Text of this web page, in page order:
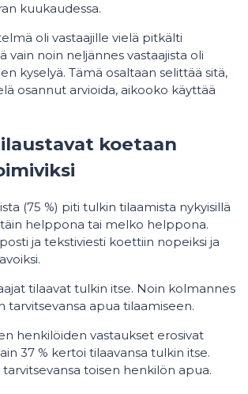
kuukaudessa.
oli vastaajille vielä pitkälti
vain noin neljännes vastaajista oli
kyselyä. Tämä osaltaan selittää sitä,
osannut arvioida, aikooko käyttää
koetaan
(75 %) piti tulkin tilaamista nykyisillä
helppona tai melko helppona.
ja tekstiviesti koettiin nopeiksi ja
tilaavat tulkin itse. Noin kolmannes
tarvitsevansa apua tilaamiseen.
henkilöiden vastaukset erosivat
37 % kertoi tilaavansa tulkin itse.
toisen henkilön apua.